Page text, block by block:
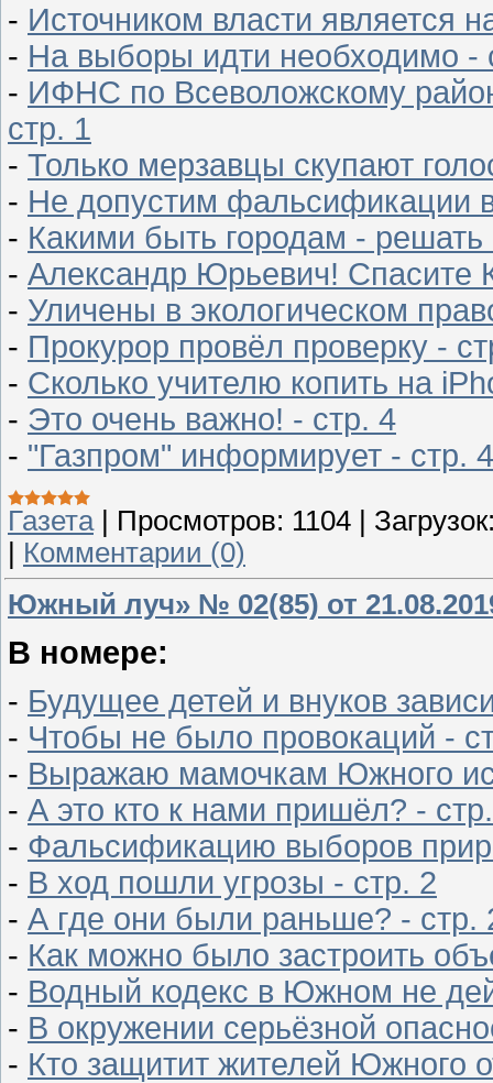
- Источником власти является
- На выборы идти необходимо -
- ИФНС по Всеволожскому
стр. 1
- Только мерзавцы скупают
- Не допустим фальсификации
- Какими быть городам -
- Александр Юрьевич! Спасите
- Уличены в экологическом
- Прокурор провёл проверку -
- Сколько учителю копить на
- Это очень важно! - стр. 4
- "Газпром" информирует - стр. 4
Газета | Просмотров: 1104 |
| Комментарии (0)
Южный луч» № 02(85) от
В номере:
- Будущее детей и внуков
- Чтобы не было провокаций -
- Выражаю мамочкам Южного
- А это кто к нами пришёл? -
- Фальсификацию выборов
- В ход пошли угрозы - стр. 2
- А где они были раньше? - стр.
- Как можно было застроить
- Водный кодекс в Южном не
- В окружении серьёзной
- Кто защитит жителей Южного